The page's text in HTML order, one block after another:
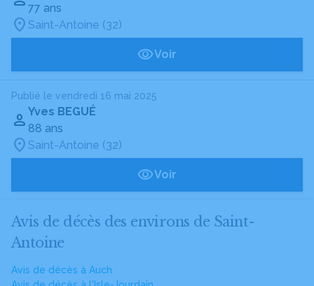
77 ans
Saint-Antoine (32)
Voir
Publié le vendredi 16 mai 2025
Yves BEGUÉ
88 ans
Saint-Antoine (32)
Voir
Avis de décès des environs de Saint-
Antoine
Avis de décès à Auch